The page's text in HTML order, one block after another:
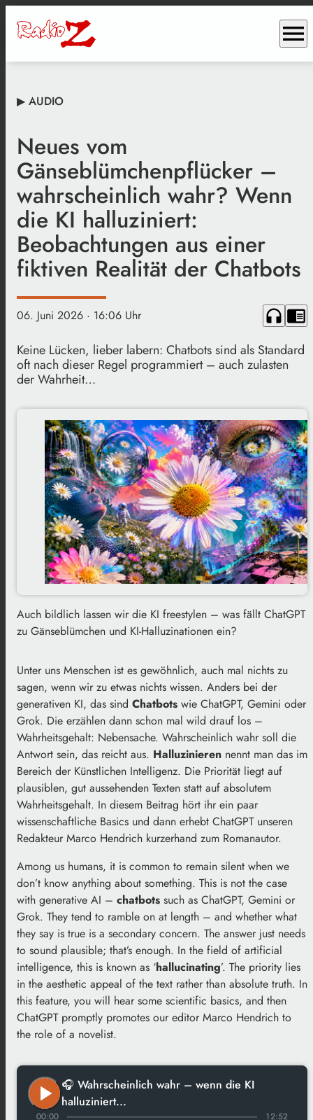
menu
▶ AUDIO
Neues vom
Gänseblümchenpflücker –
wahrscheinlich wahr? Wenn
die KI halluziniert:
Beobachtungen aus einer
fiktiven Realität der Chatbots
06. Juni 2026 · 16:06 Uhr headphones chrome_reader_mode
Keine Lücken, lieber labern: Chatbots sind als Standard
oft nach dieser Regel programmiert – auch zulasten
der Wahrheit…
Auch bildlich lassen wir die KI freestylen – was fällt ChatGPT
zu Gänseblümchen und KI-Halluzinationen ein?
Unter uns Menschen ist es gewöhnlich, auch mal nichts zu
sagen, wenn wir zu etwas nichts wissen. Anders bei der
generativen KI, das sind Chatbots wie ChatGPT, Gemini oder
Grok. Die erzählen dann schon mal wild drauf los –
Wahrheitsgehalt: Nebensache. Wahrscheinlich wahr soll die
Antwort sein, das reicht aus. Halluzinieren nennt man das im
Bereich der Künstlichen Intelligenz. Die Priorität liegt auf
plausiblen, gut aussehenden Texten statt auf absolutem
Wahrheitsgehalt. In diesem Beitrag hört ihr ein paar
wissenschaftliche Basics und dann erhebt ChatGPT unseren
Redakteur Marco Hendrich kurzerhand zum Romanautor.
Among us humans, it is common to remain silent when we
don’t know anything about something. This is not the case
with generative AI – chatbots such as ChatGPT, Gemini or
Grok. They tend to ramble on at length – and whether what
they say is true is a secondary concern. The answer just needs
to sound plausible; that’s enough. In the field of artificial
intelligence, this is known as ‘hallucinating’. The priority lies
in the aesthetic appeal of the text rather than absolute truth. In
this feature, you will hear some scientific basics, and then
ChatGPT promptly promotes our editor Marco Hendrich to
the role of a novelist.
play_arrow
🎧 Wahrscheinlich wahr – wenn die KI
halluziniert...
00:00 12:52